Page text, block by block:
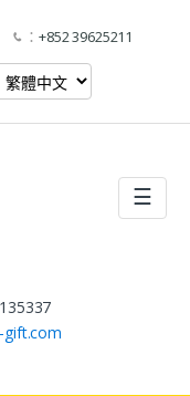
： +852 39625211
☰
gift.com